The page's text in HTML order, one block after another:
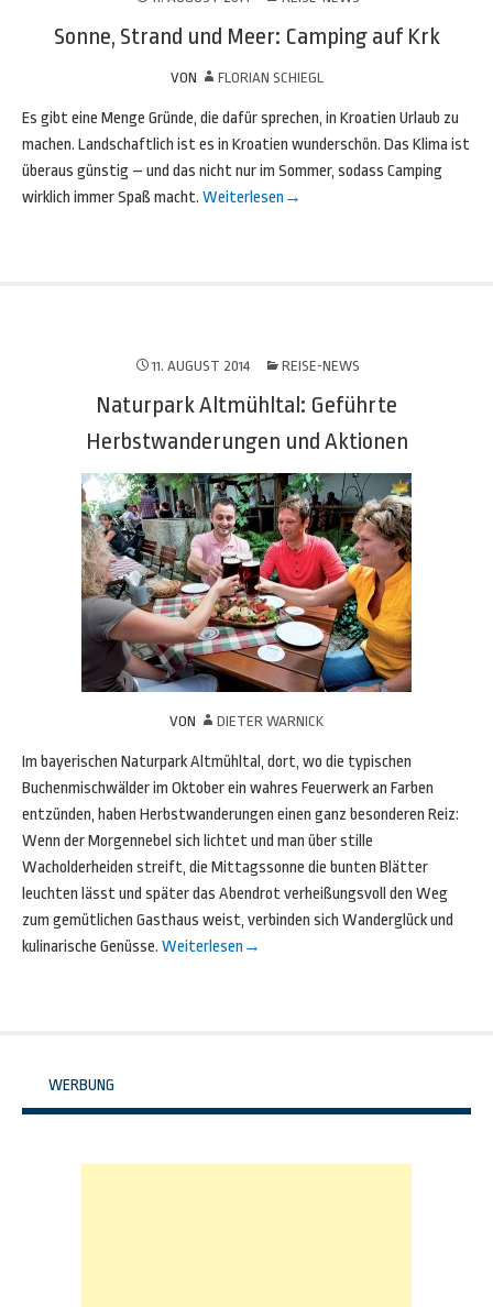
Sonne, Strand und Meer: Camping auf Krk
VON FLORIAN SCHIEGL
Es gibt eine Menge Gründe, die dafür sprechen, in Kroatien Urlaub zu
machen. Landschaftlich ist es in Kroatien wunderschön. Das Klima ist
überaus günstig – und das nicht nur im Sommer, sodass Camping
wirklich immer Spaß macht. Weiterlesen →
11. AUGUST 2014 REISE-NEWS
Naturpark Altmühltal: Geführte
Herbstwanderungen und Aktionen
VON DIETER WARNICK
Im bayerischen Naturpark Altmühltal, dort, wo die typischen
Buchenmischwälder im Oktober ein wahres Feuerwerk an Farben
entzünden, haben Herbstwanderungen einen ganz besonderen Reiz:
Wenn der Morgennebel sich lichtet und man über stille
Wacholderheiden streift, die Mittagssonne die bunten Blätter
leuchten lässt und später das Abendrot verheißungsvoll den Weg
zum gemütlichen Gasthaus weist, verbinden sich Wanderglück und
kulinarische Genüsse. Weiterlesen →
WERBUNG